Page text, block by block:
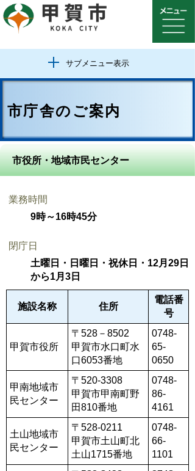
サブメニュー表示
市庁舎のご案内
市役所・地域市民センター
業務時間
9時～16時45分
閉庁日
土曜日・日曜日・祝休日・12月29日
から1月3日
施設名称 住所
電話番
号
甲賀市役所
〒528－8502
甲賀市水口町水
口6053番地
0748-
65-
0650
甲南地域市
民センター
〒520-3308
甲賀市甲南町野
田810番地
0748-
86-
4161
土山地域市
民センター
〒528-0211
甲賀市土山町北
土山1715番地
0748-
66-
1101